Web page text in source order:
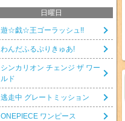
日曜日
遊☆戯☆王ゴーラッシュ!!
わんだふるぷりきゅあ!
シンカリオン チェンジ ザ ワー
ルド
逃走中 グレートミッション
ONEPIECE ワンピース